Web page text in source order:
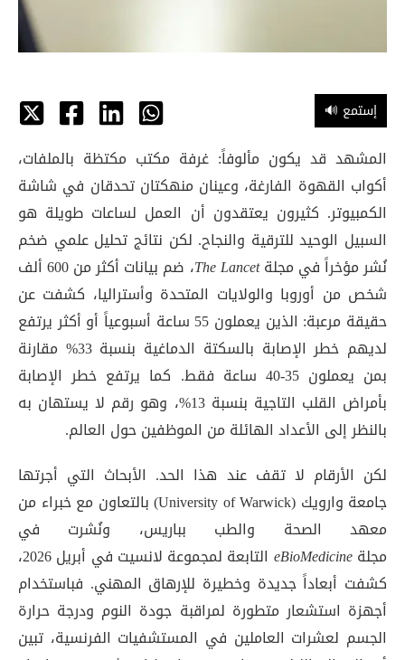
🔊 إستمع
المشهد قد يكون مألوفاً: غرفة مكتب مكتظة بالملفات،
أكواب القهوة الفارغة، وعينان منهكتان تحدقان في شاشة
الكمبيوتر. كثيرون يعتقدون أن العمل لساعات طويلة هو
السبيل الوحيد للترقية والنجاح. لكن نتائج تحليل علمي ضخم
نُشر مؤخراً في مجلةThe Lancet
، ضم بيانات أكثر من 600 ألف
شخص من أوروبا والولايات المتحدة وأستراليا، كشفت عن
حقيقة مرعبة: الذين يعملون 55 ساعة أسبوعياً أو أكثر يرتفع
لديهم خطر الإصابة بالسكتة الدماغية بنسبة 33% مقارنة
بمن يعملون 35-40 ساعة فقط. كما يرتفع خطر الإصابة
بأمراض القلب التاجية بنسبة 13%، وهو رقم لا يستهان به
بالنظر إلى الأعداد الهائلة من الموظفين حول العالم.
لكن الأرقام لا تقف عند هذا الحد. الأبحاث التي أجرتها
جامعة وارويك (University of Warwick) بالتعاون مع خبراء من
معهد الصحة والطب بباريس، ونُشرت في
مجلةeBioMedicine
التابعة لمجموعة لانسيت في أبريل 2026،
كشفت أبعاداً جديدة وخطيرة للإرهاق المهني. فباستخدام
أجهزة استشعار متطورة لمراقبة جودة النوم ودرجة حرارة
الجسم لعشرات العاملين في المستشفيات الفرنسية، تبين